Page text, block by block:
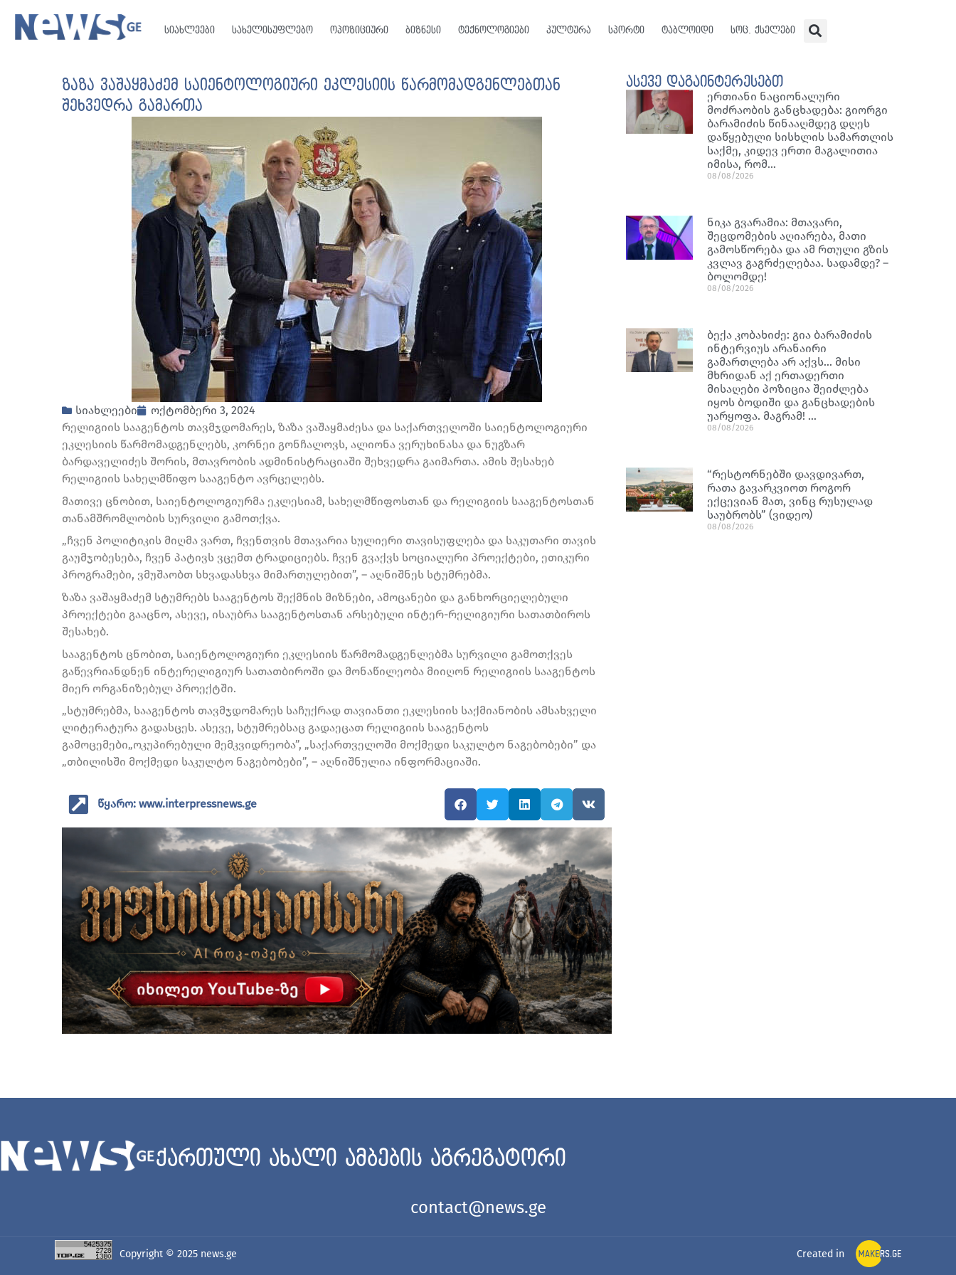
სიახლეები სახელისუფლებო ოპოზიციური ბიზნესი ტექნოლოგიები კულტურა სპორტი ტაბლოიდი სოც. ქსელები
ზაზა ვაშაყმაძემ საიენტოლოგიური ეკლესიის წარმომადგენლებთან
შეხვედრა გამართა
სიახლეები
ოქტომბერი 3, 2024
რელიგიის სააგენტოს თავმჯდომარეს, ზაზა ვაშაყმაძესა და საქართველოში საიენტოლოგიური
ეკლესიის წარმომადგენლებს, კორნეი გონჩალოვს, ალიონა ვერუხინასა და ნუგზარ
ბარდაველიძეს შორის, მთავრობის ადმინისტრაციაში შეხვედრა გაიმართა. ამის შესახებ
რელიგიის სახელმწიფო სააგენტო ავრცელებს.
მათივე ცნობით, საიენტოლოგიურმა ეკლესიამ, სახელმწიფოსთან და რელიგიის სააგენტოსთან
თანამშრომლობის სურვილი გამოთქვა.
„ჩვენ პოლიტიკის მიღმა ვართ, ჩვენთვის მთავარია სულიერი თავისუფლება და საკუთარი თავის
გაუმჯობესება, ჩვენ პატივს ვცემთ ტრადიციებს. ჩვენ გვაქვს სოციალური პროექტები, ეთიკური
პროგრამები, ვმუშაობთ სხვადასხვა მიმართულებით”, – აღნიშნეს სტუმრებმა.
ზაზა ვაშაყმაძემ სტუმრებს სააგენტოს შექმნის მიზნები, ამოცანები და განხორციელებული
პროექტები გააცნო, ასევე, ისაუბრა სააგენტოსთან არსებული ინტერ-რელიგიური სათათბიროს
შესახებ.
სააგენტოს ცნობით, საიენტოლოგიური ეკლესიის წარმომადგენლებმა სურვილი გამოთქვეს
გაწევრიანდნენ ინტერელიგიურ სათათბიროში და მონაწილეობა მიიღონ რელიგიის სააგენტოს
მიერ ორგანიზებულ პროექტში.
„სტუმრებმა, სააგენტოს თავმჯდომარეს საჩუქრად თავიანთი ეკლესიის საქმიანობის ამსახველი
ლიტერატურა გადასცეს. ასევე, სტუმრებსაც გადაეცათ რელიგიის სააგენტოს
გამოცემები„ოკუპირებული მემკვიდრეობა”, „საქართველოში მოქმედი საკულტო ნაგებობები” და
„თბილისში მოქმედი საკულტო ნაგებობები”, – აღნიშნულია ინფორმაციაში.
წყარო: www.interpressnews.ge
ასევე დაგაინტერესებთ
ერთიანი ნაციონალური
მოძრაობის განცხადება: გიორგი
ბარამიძის წინააღმდეგ დღეს
დაწყებული სისხლის სამართლის
საქმე, კიდევ ერთი მაგალითია
იმისა, რომ…
08/08/2026
ნიკა გვარამია: მთავარი,
შეცდომების აღიარება, მათი
გამოსწორება და ამ რთული გზის
კვლავ გაგრძელებაა. სადამდე? –
ბოლომდე!
08/08/2026
ბექა კობახიძე: გია ბარამიძის
ინტერვიუს არანაირი
გამართლება არ აქვს… მისი
მხრიდან აქ ერთადერთი
მისაღები პოზიცია შეიძლება
იყოს ბოდიში და განცხადების
უარყოფა. მაგრამ! …
08/08/2026
“რესტორნებში დავდივართ,
რათა გავარკვიოთ როგორ
ექცევიან მათ, ვინც რუსულად
საუბრობს” (ვიდეო)
08/08/2026
ქართული ახალი ამბების აგრეგატორი
contact@news.ge
Copyright © 2025 news.ge Created in